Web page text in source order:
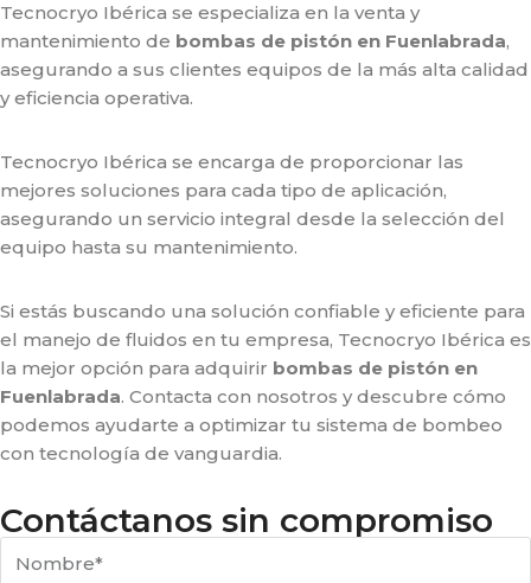
Tecnocryo Ibérica se especializa en la venta y
mantenimiento de bombas de pistón en Fuenlabrada,
asegurando a sus clientes equipos de la más alta calidad
y eficiencia operativa.
Tecnocryo Ibérica se encarga de proporcionar las
mejores soluciones para cada tipo de aplicación,
asegurando un servicio integral desde la selección del
equipo hasta su mantenimiento.
Si estás buscando una solución confiable y eficiente para
el manejo de fluidos en tu empresa, Tecnocryo Ibérica es
la mejor opción para adquirir bombas de pistón en
Fuenlabrada. Contacta con nosotros y descubre cómo
podemos ayudarte a optimizar tu sistema de bombeo
con tecnología de vanguardia.
Contáctanos sin compromiso